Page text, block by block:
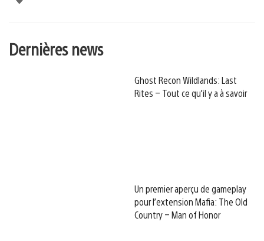
Dernières news
Ghost Recon Wildlands: Last
Rites – Tout ce qu’il y a à savoir
Un premier aperçu de gameplay
pour l’extension Mafia: The Old
Country – Man of Honor